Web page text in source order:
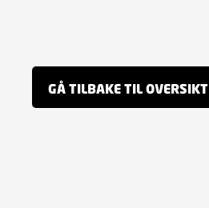
GÅ TILBAKE TIL OVERSIKT